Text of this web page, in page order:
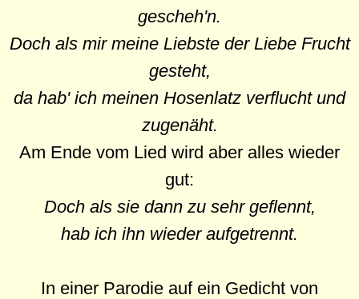
gescheh'n.
Doch als mir meine Liebste der Liebe Frucht
gesteht,
da hab' ich meinen Hosenlatz verflucht und
zugenäht.
Am Ende vom Lied wird aber alles wieder
gut:
Doch als sie dann zu sehr geflennt,
hab ich ihn wieder aufgetrennt.
In einer Parodie auf ein Gedicht von